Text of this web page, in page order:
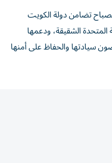
تضامن دولة الكويت
المتحدة الشقيقة، ودعمها
سيادتها والحفاظ على أمنها